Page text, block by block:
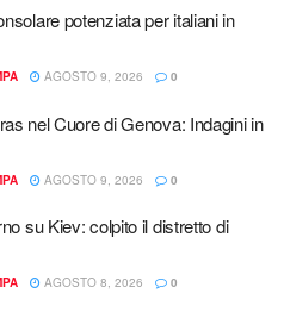
potenziata per italiani in
AGOSTO 9, 2026 0
nel Cuore di Genova: Indagini in
AGOSTO 9, 2026 0
su Kiev: colpito il distretto di
AGOSTO 8, 2026 0